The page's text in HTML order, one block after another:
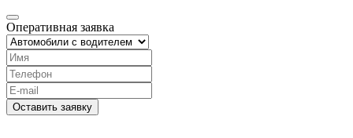
Оперативная заявка
Оставить заявку